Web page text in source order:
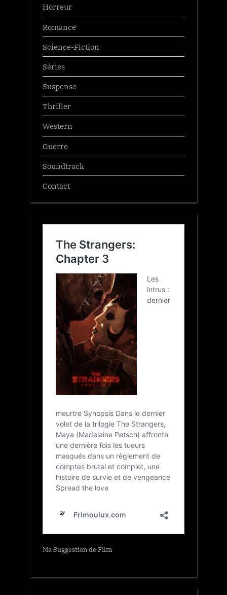
Horreur
Romance
Science-Fiction
Séries
Suspense
Thriller
Western
Guerre
Soundtrack
Contact
Ma Suggestion de Film